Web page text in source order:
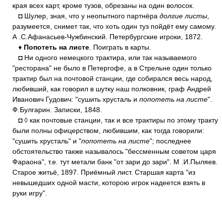
края всех карт, кроме тузов, обрезаны на один волосок.
◘ Шулер, зная, что у неопытного партнёра долгие листы
разумеется, снимет так, что хоть один туз пойдёт ему самому.
А .С.Афанасьев-Чужбинский. Петербургские игроки, 1872.
♦ Попотеть на листе . Поиграть в карты.
◘ Ни одного немецкого трактира, или так называемого
"ресторана" не было в Петергофе, а в Стрельне один только
трактир был на почтовой станции, где собирался весь народ,
любивший, как говорил в шутку наш полковник, граф Андрей
Иванович Гудович: "сушить хрусталь и попотеть на листе".
Ф.Булгарин. Записки, 1848.
◘ ◊ как почтовые станции, так и все трактиры по этому тракту
были полны офицерством, любившим, как тогда говорили:
"сушить хрусталь" и "попотеть на листе"; последнее
обстоятельство также называлось "бессменным советом царя
Фараона", т.е. тут метали банк "от зари до зари". М .И.Пыляев.
Старое житьё, 1897. Приёмный лист. Старшая карта "из
невышедших одной масти, которою игрок надеется взять в
руки игру".